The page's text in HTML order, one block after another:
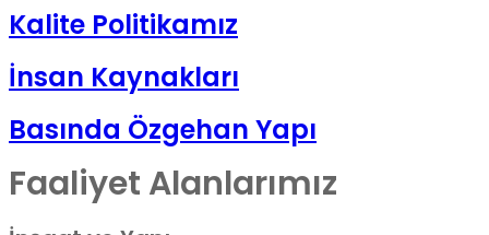
Kalite Politikamız
İnsan Kaynakları
Basında Özgehan Yapı
Faaliyet Alanlarımız